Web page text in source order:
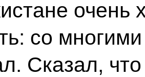
очень
со
Сказал,